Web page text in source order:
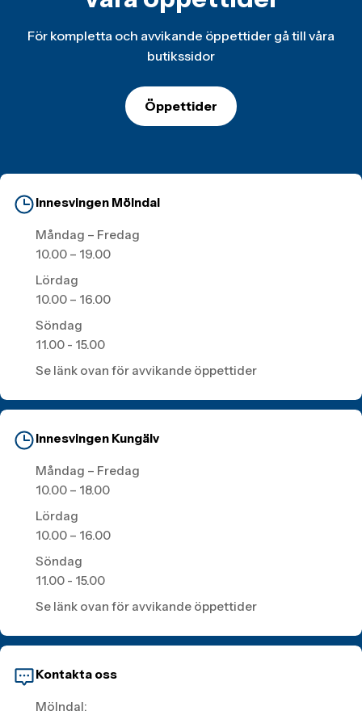
alla golfentusiaster.
För kompletta och avvikande öppettider gå till våra
butikssidor
Öppettider
Innesvingen Mölndal
Måndag – Fredag
10.00 – 19.00
Lördag
10.00 – 16.00
Söndag
11.00 - 15.00
Se länk ovan för avvikande öppettider
Innesvingen Kungälv
Måndag – Fredag
10.00 – 18.00
Lördag
10.00 – 16.00
Söndag
11.00 - 15.00
Se länk ovan för avvikande öppettider
Kontakta oss
Mölndal: